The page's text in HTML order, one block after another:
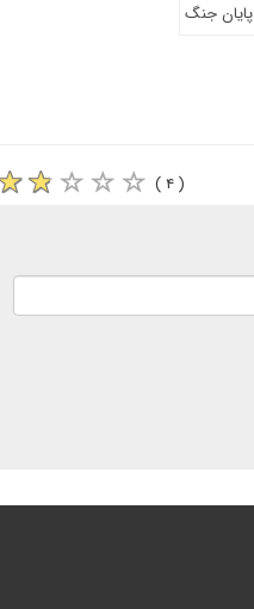
پایان جنگ
( ۴ )